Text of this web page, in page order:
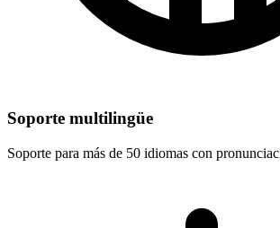
Soporte multilingüe
Soporte para más de 50 idiomas con